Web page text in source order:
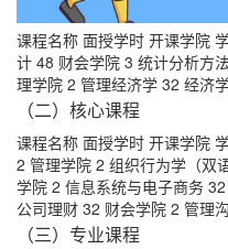
课程名称 面授学时 开课学院
计 48 财会学院 3 统计分析方
理学院 2 管理经济学 32 经济
（二）核心课程
课程名称 面授学时 开课学院
2 管理学院 2 组织行为学（双
学院 2 信息系统与电子商务
公司理财 32 财会学院 2 管理
（三）专业课程